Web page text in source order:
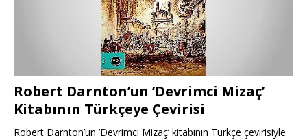
Robert Darnton’un ’Devrimci Mizaç’
Kitabının Türkçeye Çevirisi
Robert Darnton’un ’Devrimci Mizaç’ kitabının Türkçe çevirisiyle